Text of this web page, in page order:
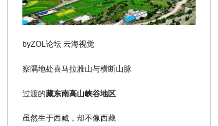
byZOL论坛 云海视觉
察隅地处喜马拉雅山与横断山脉
过渡的藏东南高山峡谷地区
虽然生于西藏，却不像西藏